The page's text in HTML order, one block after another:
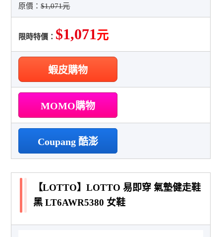
原價：$1,071元
限時特價： $1,071元
蝦皮購物
MOMO購物
Coupang 酷澎
【LOTTO】LOTTO 易即穿 氣墊健走鞋
黑 LT6AWR5380 女鞋